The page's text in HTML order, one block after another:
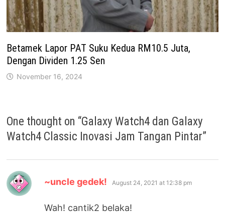
Betamek Lapor PAT Suku Kedua RM10.5 Juta,
Dengan Dividen 1.25 Sen
November 16, 2024
One thought on “Galaxy Watch4 dan Galaxy
Watch4 Classic Inovasi Jam Tangan Pintar”
~uncle gedek! says:
August 24, 2021 at 12:38 pm
Wah! cantik2 belaka!